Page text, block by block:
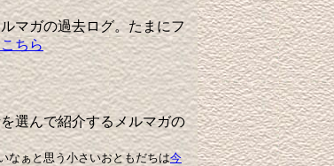
マガの過去ログ。たまにフ
ちら
んで紹介するメルマガの
ぁと思う小さいおともだちは今